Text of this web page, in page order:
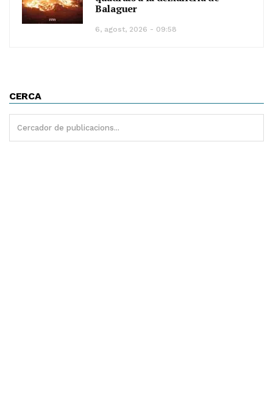
Balaguer
6, agost, 2026 - 09:58
CERCA